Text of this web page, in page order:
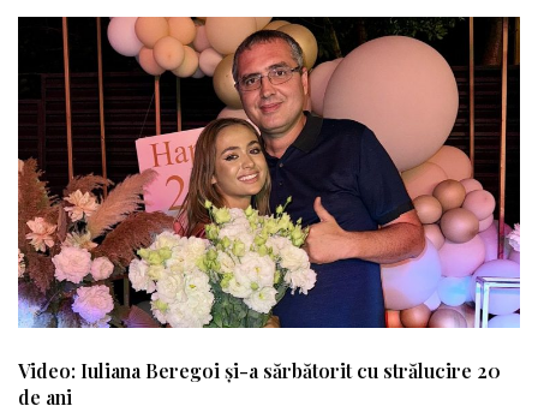
Video: Iuliana Beregoi și-a sărbătorit cu strălucire 20
de ani